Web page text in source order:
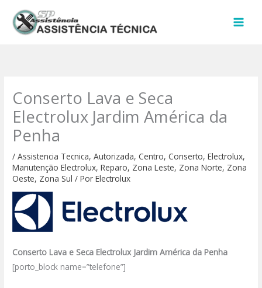
para
Conserto Lava e Seca
Electrolux Jardim América da
Penha
/Assistencia Tecnica,Autorizada,Centro,Conserto,Electrolux,
Manutenção Electrolux,Reparo, Zona Leste, Zona Norte, Zona
Oeste, Zona Sul / PorElectrolux
Conserto Lava e Seca Electrolux Jardim América da Penha
[porto_block name=”telefone”]